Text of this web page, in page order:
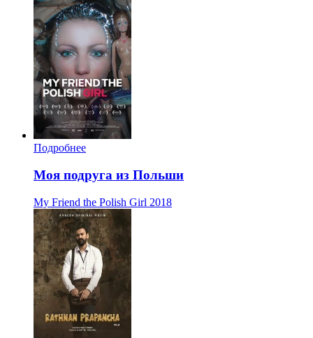
Подробнее
Моя подруга из Польши
My Friend the Polish Girl 2018